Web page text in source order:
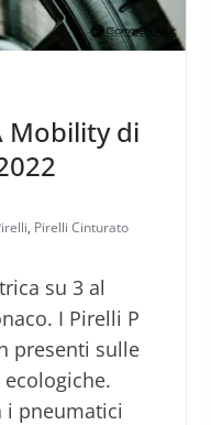
Mobility di
, Pirelli Cinturato
su 3 al
I Pirelli P
presenti sulle
i pneumatici